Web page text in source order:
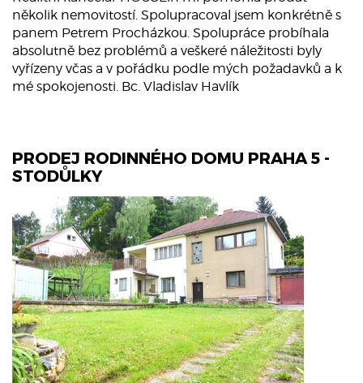
několik nemovitostí. Spolupracoval jsem konkrétně s
panem Petrem Procházkou. Spolupráce probíhala
absolutně bez problémů a veškeré náležitosti byly
vyřízeny včas a v pořádku podle mých požadavků a k
mé spokojenosti. Bc. Vladislav Havlík
PRODEJ RODINNÉHO DOMU PRAHA 5 -
STODŮLKY